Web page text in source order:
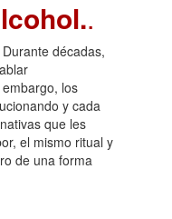
.
décadas,
los
y cada
que les
el mismo ritual y
de una forma